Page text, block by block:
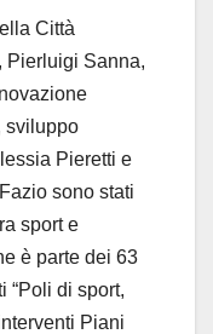
Città
Pierluigi Sanna,
sviluppo
Pieretti e
sono stati
sport e
è parte dei 63
“Poli di sport,
Piani